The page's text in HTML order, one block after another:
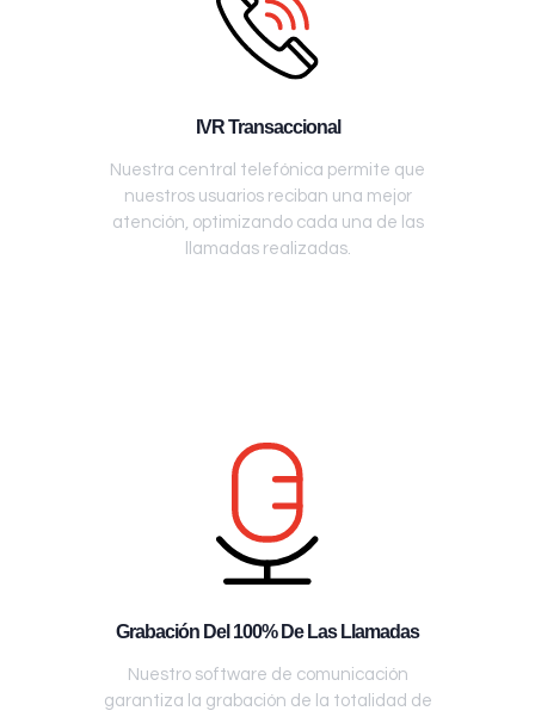
IVR Transaccional
Nuestra central telefónica permite que
nuestros usuarios reciban una mejor
atención, optimizando cada una de las
llamadas realizadas.
Grabación Del 100% De Las Llamadas
Nuestro software de comunicación
garantiza la grabación de la totalidad de